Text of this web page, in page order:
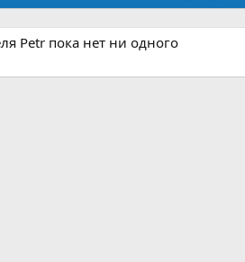
Petr пока нет ни одного